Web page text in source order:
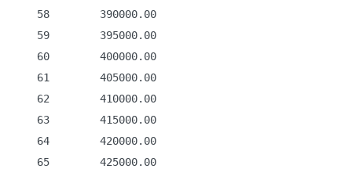
    58        390000.00
    59        395000.00
    60        400000.00
    61        405000.00
    62        410000.00
    63        415000.00
    64        420000.00
    65        425000.00